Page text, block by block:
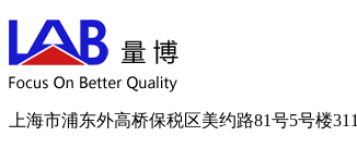
上海市浦东外高桥保税区美约路81号5号楼311